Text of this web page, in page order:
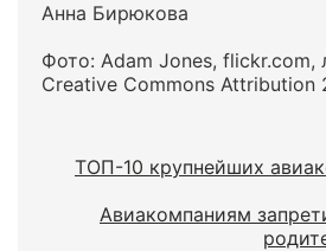
Анна Бирюкова
Фото: Adam Jones, flickr.com,
Creative Commons Attribution
ТОП-10 крупнейших
Авиакомпаниям